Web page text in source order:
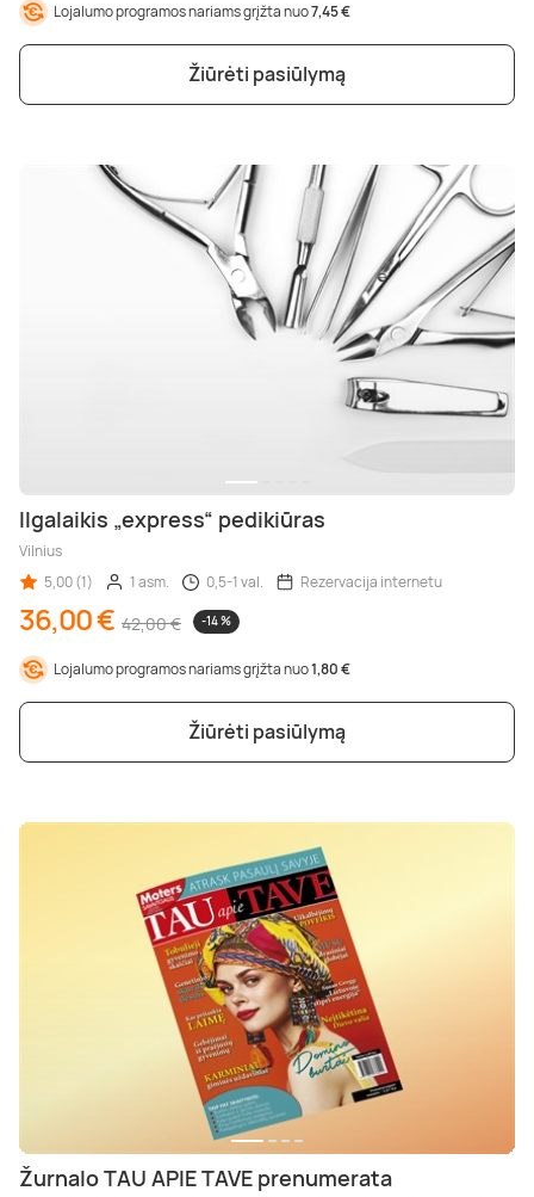
Lojalumo programos nariams grįžta nuo7,45 €
Žiūrėti pasiūlymą
Ilgalaikis „express“ pedikiūras
Vilnius
5,00 (1)
1 asm. 0,5-1 val. Rezervacija internetu
36,00 € 42,00 € -14 %
Lojalumo programos nariams grįžta nuo1,80 €
Žiūrėti pasiūlymą
Žurnalo TAU APIE TAVE prenumerata